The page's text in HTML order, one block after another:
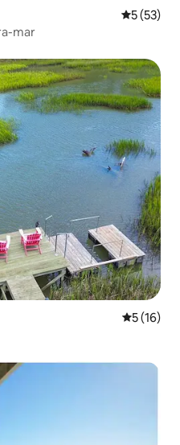
5 de uma
5 (53)
mar
hóspedes
5 de uma
5 (16)